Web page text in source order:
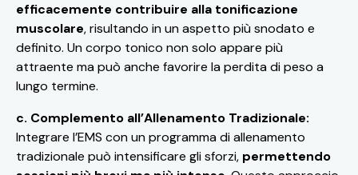
efficacemente contribuire alla tonificazione
muscolare, risultando in un aspetto più snodato e
definito. Un corpo tonico non solo appare più
attraente ma può anche favorire la perdita di peso a
lungo termine.
c. Complemento all’Allenamento Tradizionale:
Integrare l’EMS con un programma di allenamento
tradizionale può intensificare gli sforzi, permettendo